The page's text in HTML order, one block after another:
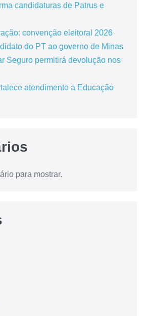
candidaturas de Patrus e
convenção eleitoral 2026
do PT ao governo de Minas
Seguro permitirá devolução nos
atendimento a Educação
para mostrar.